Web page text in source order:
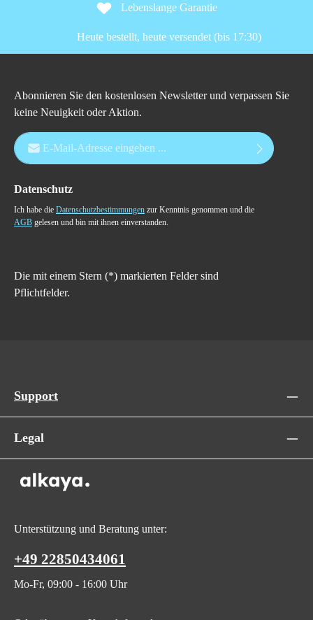
Lebenslange Garantie
Heute bestellt, heute versendet (bis 17:30)
Abonnieren Sie den kostenlosen Newsletter und verpassen Sie
keine Neuigkeit oder Aktion.
E-Mail-Adresse*
Datenschutz
Ich habe die Datenschutzbestimmungen zur Kenntnis genommen und die
AGB gelesen und bin mit ihnen einverstanden.
Die mit einem Stern (*) markierten Felder sind
Pflichtfelder.
Support
Legal
Unterstützung und Beratung unter:
+49 22850434061
Mo-Fr, 09:00 - 16:00 Uhr